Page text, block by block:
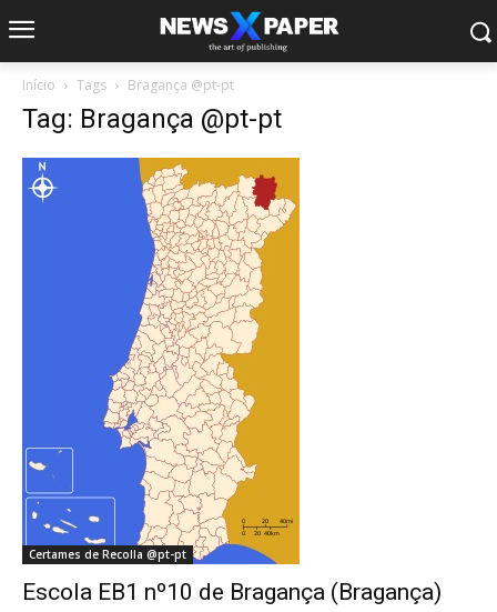
Início Tags Bragança @pt-pt
Tag: Bragança @pt-pt
Certames de Recolla @pt-pt
Escola EB1 nº10 de Bragança (Bragança)